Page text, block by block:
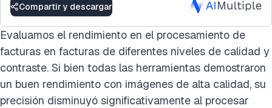
Compartir y descargar
Evaluamos el rendimiento en el procesamiento de
facturas en facturas de diferentes niveles de calidad y
contraste. Si bien todas las herramientas demostraron
un buen rendimiento con imágenes de alta calidad, su
precisión disminuyó significativamente al procesar